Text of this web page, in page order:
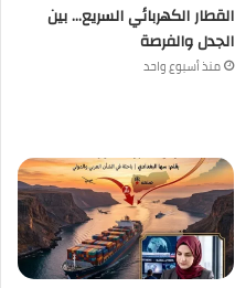
القطار الكهربائي السريع… بين
الجدل والفرصة
منذ أسبوع واحد